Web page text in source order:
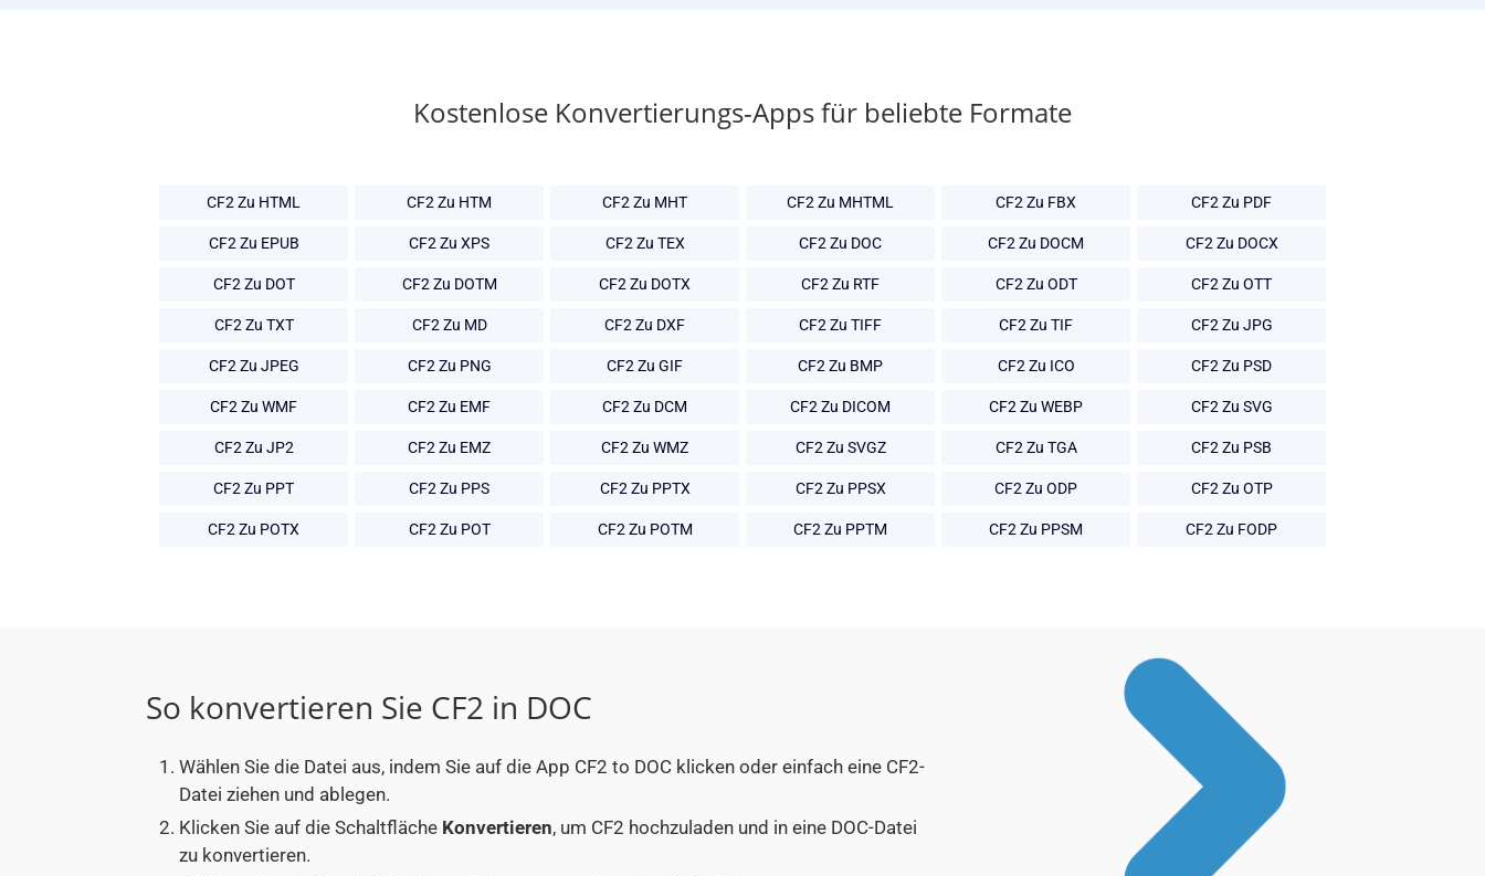
Kostenlose Konvertierungs-Apps für beliebte Formate
CF2 Zu HTML CF2 Zu HTM CF2 Zu MHT CF2 Zu MHTML CF2 Zu FBX CF2 Zu PDF
CF2 Zu EPUB CF2 Zu XPS CF2 Zu TEX CF2 Zu DOC CF2 Zu DOCM CF2 Zu DOCX
CF2 Zu DOT CF2 Zu DOTM CF2 Zu DOTX CF2 Zu RTF CF2 Zu ODT CF2 Zu OTT
CF2 Zu TXT CF2 Zu MD CF2 Zu DXF CF2 Zu TIFF CF2 Zu TIF CF2 Zu JPG
CF2 Zu JPEG CF2 Zu PNG CF2 Zu GIF CF2 Zu BMP CF2 Zu ICO CF2 Zu PSD
CF2 Zu WMF CF2 Zu EMF CF2 Zu DCM CF2 Zu DICOM CF2 Zu WEBP CF2 Zu SVG
CF2 Zu JP2 CF2 Zu EMZ CF2 Zu WMZ CF2 Zu SVGZ CF2 Zu TGA CF2 Zu PSB
CF2 Zu PPT CF2 Zu PPS CF2 Zu PPTX CF2 Zu PPSX CF2 Zu ODP CF2 Zu OTP
CF2 Zu POTX CF2 Zu POT CF2 Zu POTM CF2 Zu PPTM CF2 Zu PPSM CF2 Zu FODP
So konvertieren Sie CF2 in DOC
Wählen Sie die Datei aus, indem Sie auf die App CF2 to DOC klicken oder einfach eine CF2-
Datei ziehen und ablegen.
Klicken Sie auf die Schaltfläche Konvertieren, um CF2 hochzuladen und in eine DOC-Datei
zu konvertieren.